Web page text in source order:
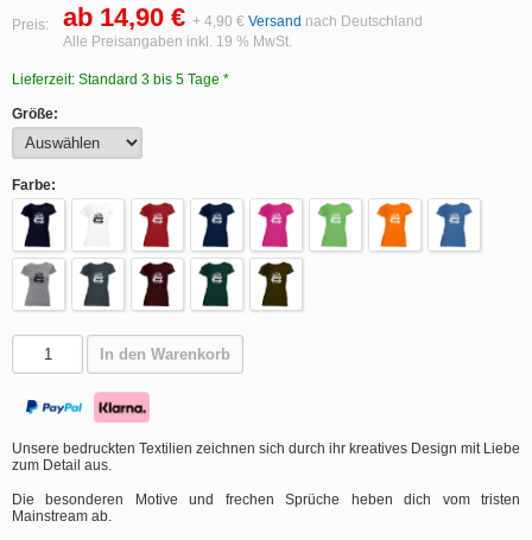
Preis: ab 14,90 € + 4,90 € Versand nach Deutschland
Alle Preisangaben inkl. 19 % MwSt.
Lieferzeit: Standard 3 bis 5 Tage *
Größe:
Farbe:
In den Warenkorb
Unsere bedruckten Textilien zeichnen sich durch ihr kreatives Design mit Liebe
zum Detail aus.
Die besonderen Motive und frechen Sprüche heben dich vom tristen
Mainstream ab.